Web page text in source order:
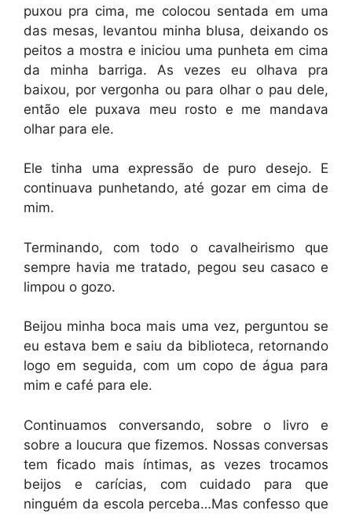
puxou pra cima, me colocou sentada em uma
das mesas, levantou minha blusa, deixando os
peitos a mostra e iniciou uma punheta em cima
da minha barriga. As vezes eu olhava pra
baixou, por vergonha ou para olhar o pau dele,
então ele puxava meu rosto e me mandava
olhar para ele.
Ele tinha uma expressão de puro desejo. E
continuava punhetando, até gozar em cima de
mim.
Terminando, com todo o cavalheirismo que
sempre havia me tratado, pegou seu casaco e
limpou o gozo.
Beijou minha boca mais uma vez, perguntou se
eu estava bem e saiu da biblioteca, retornando
logo em seguida, com um copo de água para
mim e café para ele.
Continuamos conversando, sobre o livro e
sobre a loucura que fizemos. Nossas conversas
tem ficado mais íntimas, as vezes trocamos
beijos e carícias, com cuidado para que
ninguém da escola perceba…Mas confesso que